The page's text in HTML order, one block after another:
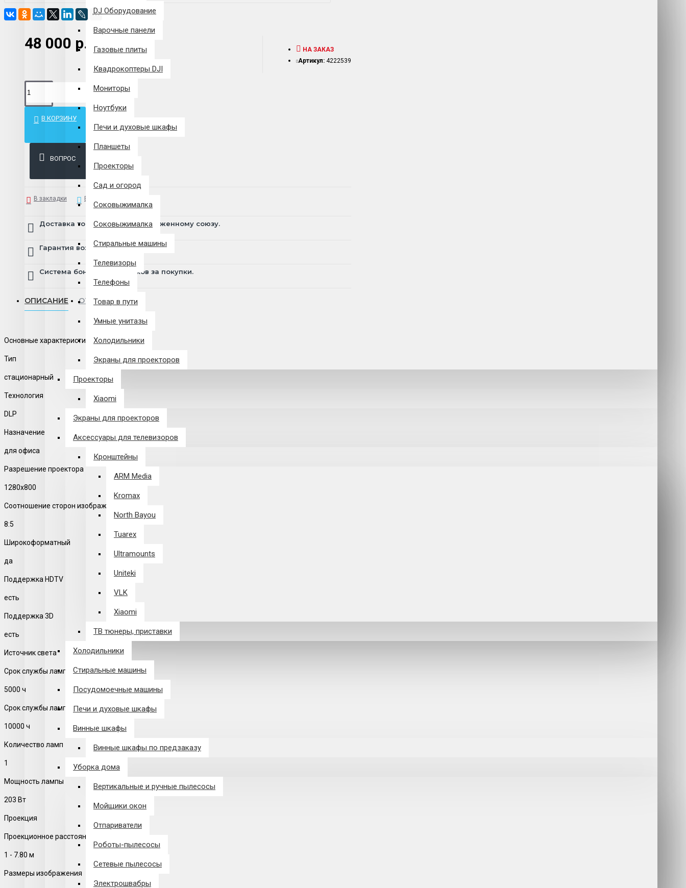
DJ Оборудование
Варочные панели
Газовые плиты
Квадрокоптеры DJI
Мониторы
Ноутбуки
Печи и духовые шкафы
Планшеты
Проекторы
Сад и огород
Соковыжималка
Соковыжималка
Стиральные машины
Телевизоры
Телефоны
Товар в пути
Умные унитазы
Холодильники
Экраны для проекторов
Проекторы
Xiaomi
Экраны для проекторов
Аксессуары для телевизоров
Кронштейны
ARM Media
Kromax
North Bayou
Tuarex
Ultramounts
Uniteki
VLK
Xiaomi
ТВ тюнеры, приставки
Холодильники
Стиральные машины
Посудомоечные машины
Печи и духовые шкафы
Винные шкафы
Винные шкафы по предзаказу
Уборка дома
Вертикальные и ручные пылесосы
Мойщики окон
Отпариватели
Роботы-пылесосы
Сетевые пылесосы
Электрошвабры
48 000 р.
НА ЗАКАЗ
Артикул: 4222539
В КОРЗИНУ
ВОПРОС
В закладки В сравнение
Доставка товара по всему Таможенному союзу.
Гарантия возврата и обмена брака.
Система бонусов и подарков за покупки.
ОПИСАНИЕ ОТЗЫВЫ
Основные характеристики
Тип
стационарный
Технология
DLP
Назначение
для офиса
Разрешение проектора
1280x800
Соотношение сторон изображения
8:5
Широкоформатный
да
Поддержка HDTV
есть
Поддержка 3D
есть
Источник света
Срок службы лампы
5000 ч
Срок службы лампы в экономичном режиме
10000 ч
Количество ламп
1
Мощность лампы
203 Вт
Проекция
Проекционное расстояние
1 - 7.80 м
Размеры изображения